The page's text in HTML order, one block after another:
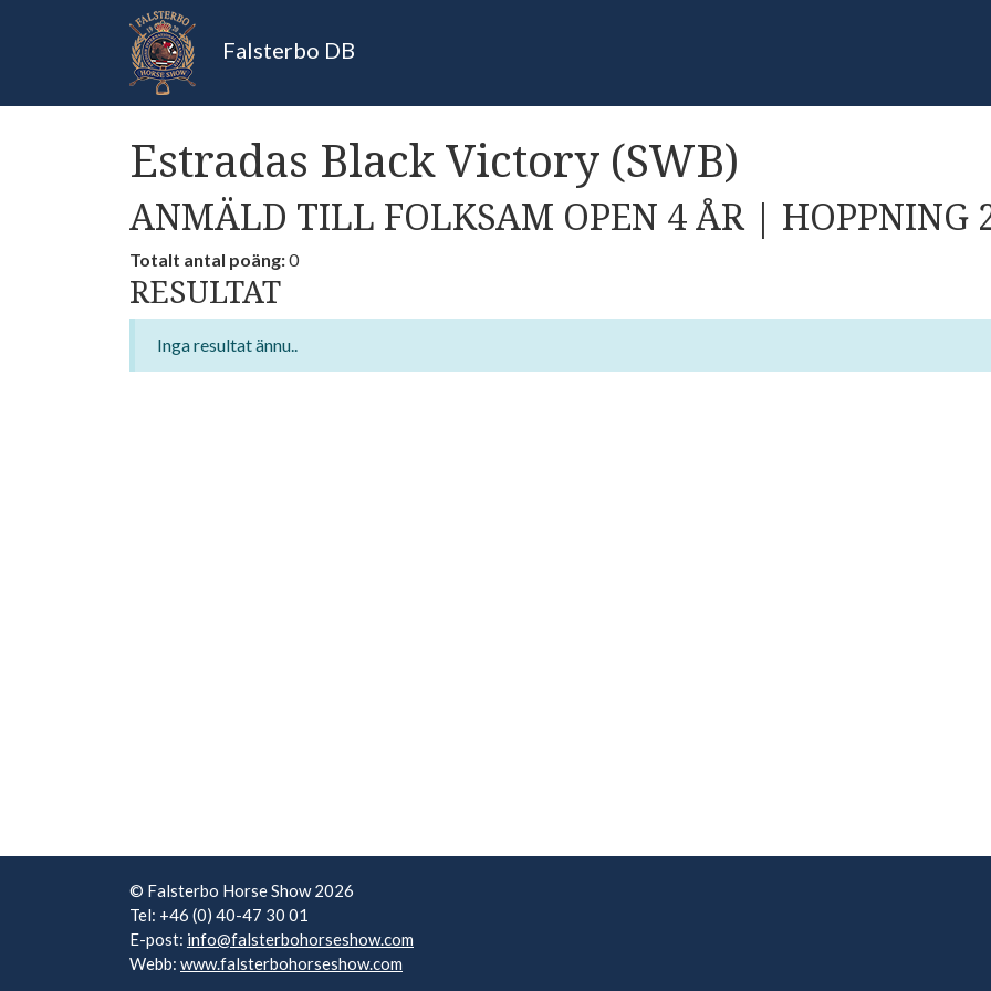
Falsterbo DB
Estradas Black Victory (SWB)
ANMÄLD TILL FOLKSAM OPEN 4 ÅR | HOPPNING
Totalt antal poäng:0
RESULTAT
Inga resultat ännu..
© Falsterbo Horse Show 2026
Tel: +46 (0) 40-47 30 01
E-post: info@falsterbohorseshow.com
Webb: www.falsterbohorseshow.com